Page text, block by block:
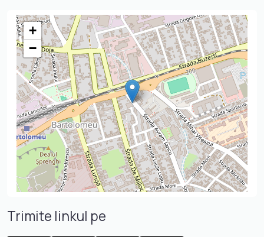
+
−
Trimite linkul pe